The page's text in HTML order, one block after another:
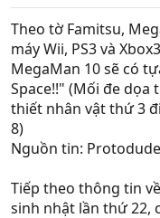
Theo tờ Famitsu,
máy Wii, PS3 và
MegaMan 10 sẽ có
Space!!" (Mối đe dọa
thiết nhân vật thứ 3
8)
Nguồn tin:
Tiếp theo thông tin
sinh nhật lần thứ 22,